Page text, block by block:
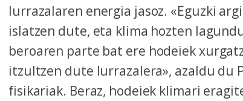
lurrazalaren energia jasoz. «Eguzki
islatzen dute, eta klima hozten
beroaren parte bat ere hodeiek
itzultzen dute lurrazalera», azaldu du
fisikariak. Beraz, hodeiek klimari